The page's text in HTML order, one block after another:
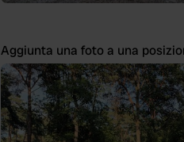
Aggiunta una foto a una